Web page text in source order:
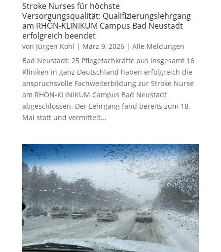
Stroke Nurses für höchste
Versorgungsqualität: Qualifizierungslehrgang
am RHÖN-KLINIKUM Campus Bad Neustadt
erfolgreich beendet
von Jürgen Kohl | März 9, 2026| Alle Meldungen
Bad Neustadt: 25 Pflegefachkräfte aus insgesamt 16
Kliniken in ganz Deutschland haben erfolgreich die
anspruchsvolle Fachweiterbildung zur Stroke Nurse
am RHÖN-KLINIKUM Campus Bad Neustadt
abgeschlossen. Der Lehrgang fand bereits zum 18.
Mal statt und vermittelt...